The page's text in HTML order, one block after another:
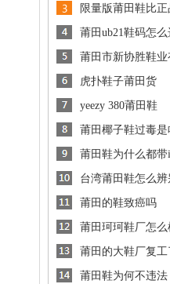
限量版莆田鞋比
莆田ub21鞋码怎么
莆田市新协胜鞋
虎扑鞋子莆田货
yeezy 380莆田鞋
莆田椰子鞋过毒是
莆田鞋为什么都带
台湾莆田鞋怎么辨
莆田的鞋致癌吗
莆田珂珂鞋厂怎么
莆田的大鞋厂复工
莆田鞋为何不违法